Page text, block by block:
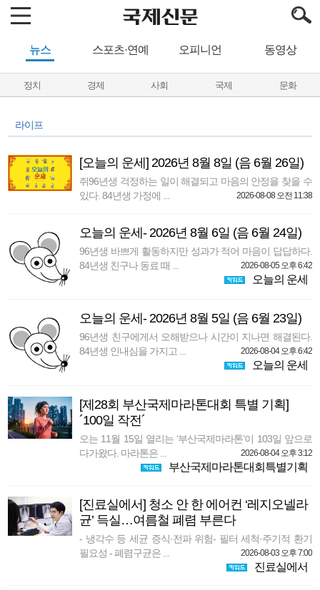
뉴스 스포츠·연예 오피니언 동영상
정치 경제 사회 국제 문화
라이프
[오늘의 운세] 2026년 8월 8일 (음 6월 26일)
쥐96년생 걱정하는 일이 해결되고 마음의 안정을 찾을 수
있다. 84년생 가정에 ...
2026-08-08 오전 11:38
오늘의 운세- 2026년 8월 6일 (음 6월 24일)
96년생 바쁘게 활동하지만 성과가 적어 마음이 답답하다.
84년생 친구나 동료 때 ...
2026-08-05 오후 6:42
오늘의 운세
오늘의 운세- 2026년 8월 5일 (음 6월 23일)
96년생 친구에게서 오해받으나 시간이 지나면 해결된다.
84년생 인내심을 가지고 ...
2026-08-04 오후 6:42
오늘의 운세
[제28회 부산국제마라톤대회 특별 기획]
´100일 작전´
오는 11월 15일 열리는 ‘부산국제마라톤’이 103일 앞으로
다가왔다. 마라톤은 ...
2026-08-04 오후 3:12
부산국제마라톤대회특별기획
[진료실에서] 청소 안 한 에어컨 ‘레지오넬라
균’ 득실…여름철 폐렴 부른다
- 냉각수 등 세균 증식·전파 위험- 필터 세척·주기적 환기
필요성 - 폐렴구균은 ...
2026-08-03 오후 7:00
진료실에서